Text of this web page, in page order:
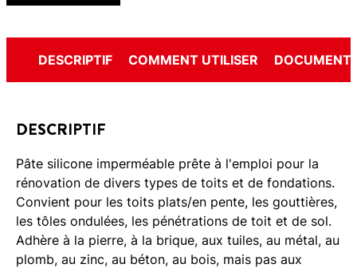
DESCRIPTIF COMMENT UTILISER
DESCRIPTIF
Pâte silicone imperméable prête à l'emploi pour la
rénovation de divers types de toits et de fondations.
Convient pour les toits plats/en pente, les gouttières,
les tôles ondulées, les pénétrations de toit et de sol.
Adhère à la pierre, à la brique, aux tuiles, au métal, au
plomb, au zinc, au béton, au bois, mais pas aux